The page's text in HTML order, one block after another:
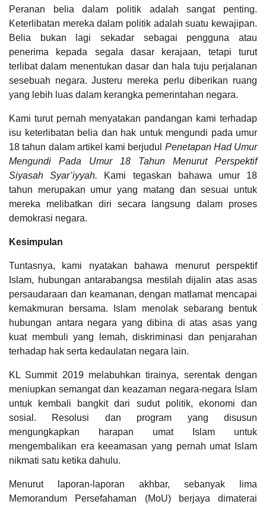
Peranan belia dalam politik adalah sangat penting.
Keterlibatan mereka dalam politik adalah suatu kewajipan.
Belia bukan lagi sekadar sebagai pengguna atau
penerima kepada segala dasar kerajaan, tetapi turut
terlibat dalam menentukan dasar dan hala tuju perjalanan
sesebuah negara. Justeru mereka perlu diberikan ruang
yang lebih luas dalam kerangka pemerintahan negara.
Kami turut pernah menyatakan pandangan kami terhadap
isu keterlibatan belia dan hak untuk mengundi pada umur
18 tahun dalam artikel kami berjudul Penetapan Had Umur
Mengundi Pada Umur 18 Tahun Menurut Perspektif
Siyasah Syar’iyyah. Kami tegaskan bahawa umur 18
tahun merupakan umur yang matang dan sesuai untuk
mereka melibatkan diri secara langsung dalam proses
demokrasi negara.
Kesimpulan
Tuntasnya, kami nyatakan bahawa menurut perspektif
Islam, hubungan antarabangsa mestilah dijalin atas asas
persaudaraan dan keamanan, dengan matlamat mencapai
kemakmuran bersama. Islam menolak sebarang bentuk
hubungan antara negara yang dibina di atas asas yang
kuat membuli yang lemah, diskriminasi dan penjarahan
terhadap hak serta kedaulatan negara lain.
KL Summit 2019 melabuhkan tirainya, serentak dengan
meniupkan semangat dan keazaman negara-negara Islam
untuk kembali bangkit dari sudut politik, ekonomi dan
sosial. Resolusi dan program yang disusun
mengungkapkan harapan umat Islam untuk
mengembalikan era keeamasan yang pernah umat Islam
nikmati satu ketika dahulu.
Menurut laporan-laporan akhbar, sebanyak lima
Memorandum Persefahaman (MoU) berjaya dimaterai